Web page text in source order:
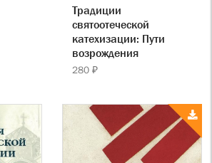
Традиции
святоотеческой
катехизации: Пути
возрождения
280 ₽